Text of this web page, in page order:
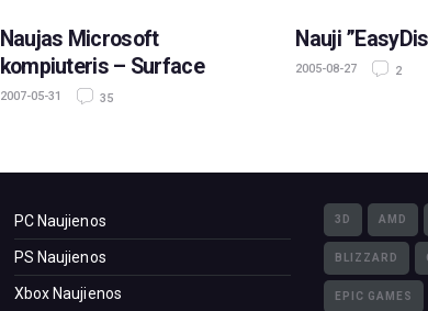
Naujas Microsoft
kompiuteris – Surface
2007-05-31 35
Nauji
2005-08-27 2
PC Naujienos
PS Naujienos
Xbox Naujienos
3D AMD
BLIZZARD
EPIC GAMES